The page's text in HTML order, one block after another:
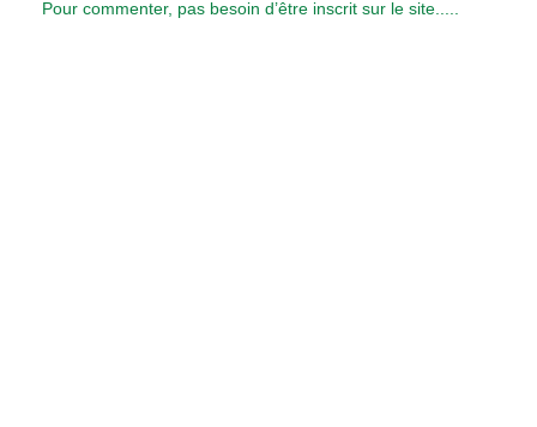
Pour commenter, pas besoin d’être inscrit sur le site.....